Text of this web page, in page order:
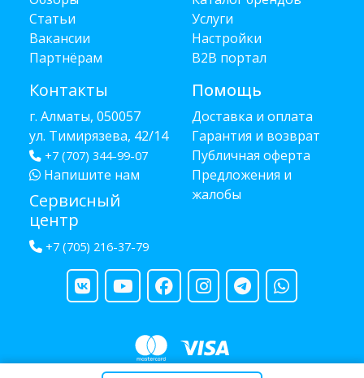
Статьи
Вакансии
Партнёрам
Контакты
г. Алматы, 050057
ул. Тимирязева, 42/14
+7 (707) 344-99-07
Напишите нам
Сервисный
центр
+7 (705) 216-37-79
Услуги
Настройки
B2B портал
Помощь
Доставка и оплата
Гарантия и возврат
Публичная оферта
Предложения и
жалобы